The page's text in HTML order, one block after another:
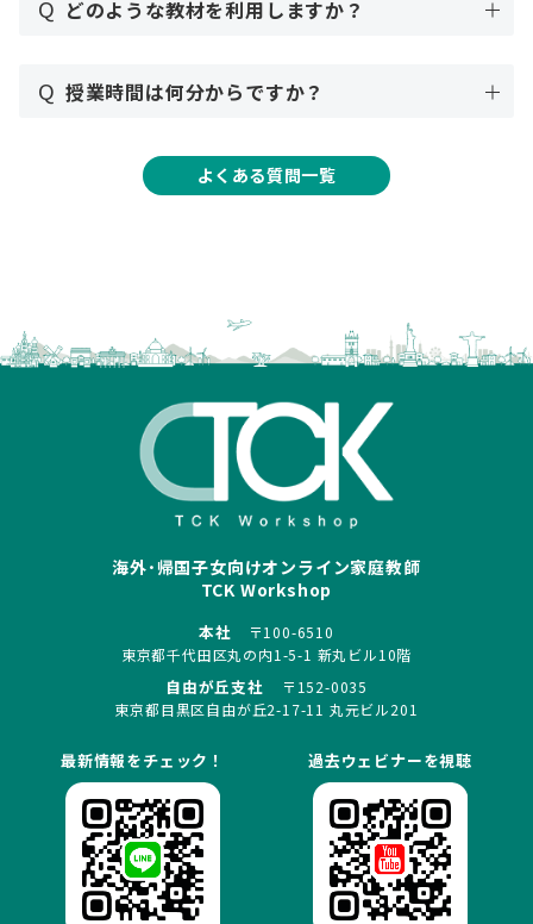
Q どのような教材を利用しますか？
Q 授業時間は何分からですか？
よくある質問一覧
海外･帰国子女向けオンライン家庭教師
TCK Workshop
本社
〒100-6510
東京都千代田区丸の内1-5-1 新丸ビル10階
自由が丘支社
〒152-0035
東京都目黒区自由が丘2-17-11 丸元ビル201
最新情報をチェック！ 過去ウェビナーを視聴